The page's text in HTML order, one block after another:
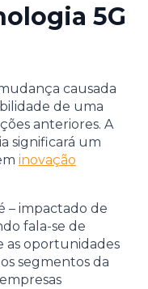
5G
causada
de uma
anteriores. A
significará um
inovação
– impactado de
fala-se de
as oportunidades
segmentos da